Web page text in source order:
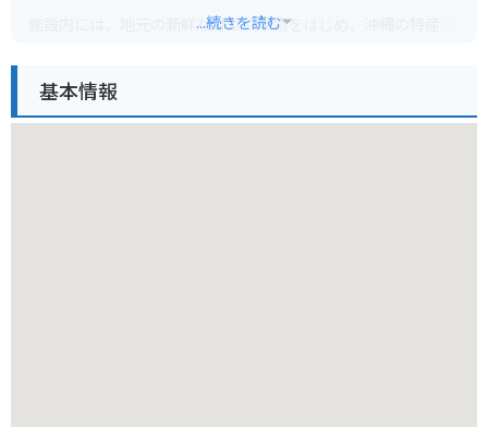
施設内には、地元の新鮮な野菜や果物をはじめ、沖縄の特産品
ます。また、道の駅に隣接して、野球場や多目的広場などのス
ポーツ施設を備えた「ぎのざ運動公園」があります。
...続きを読む
基本情報